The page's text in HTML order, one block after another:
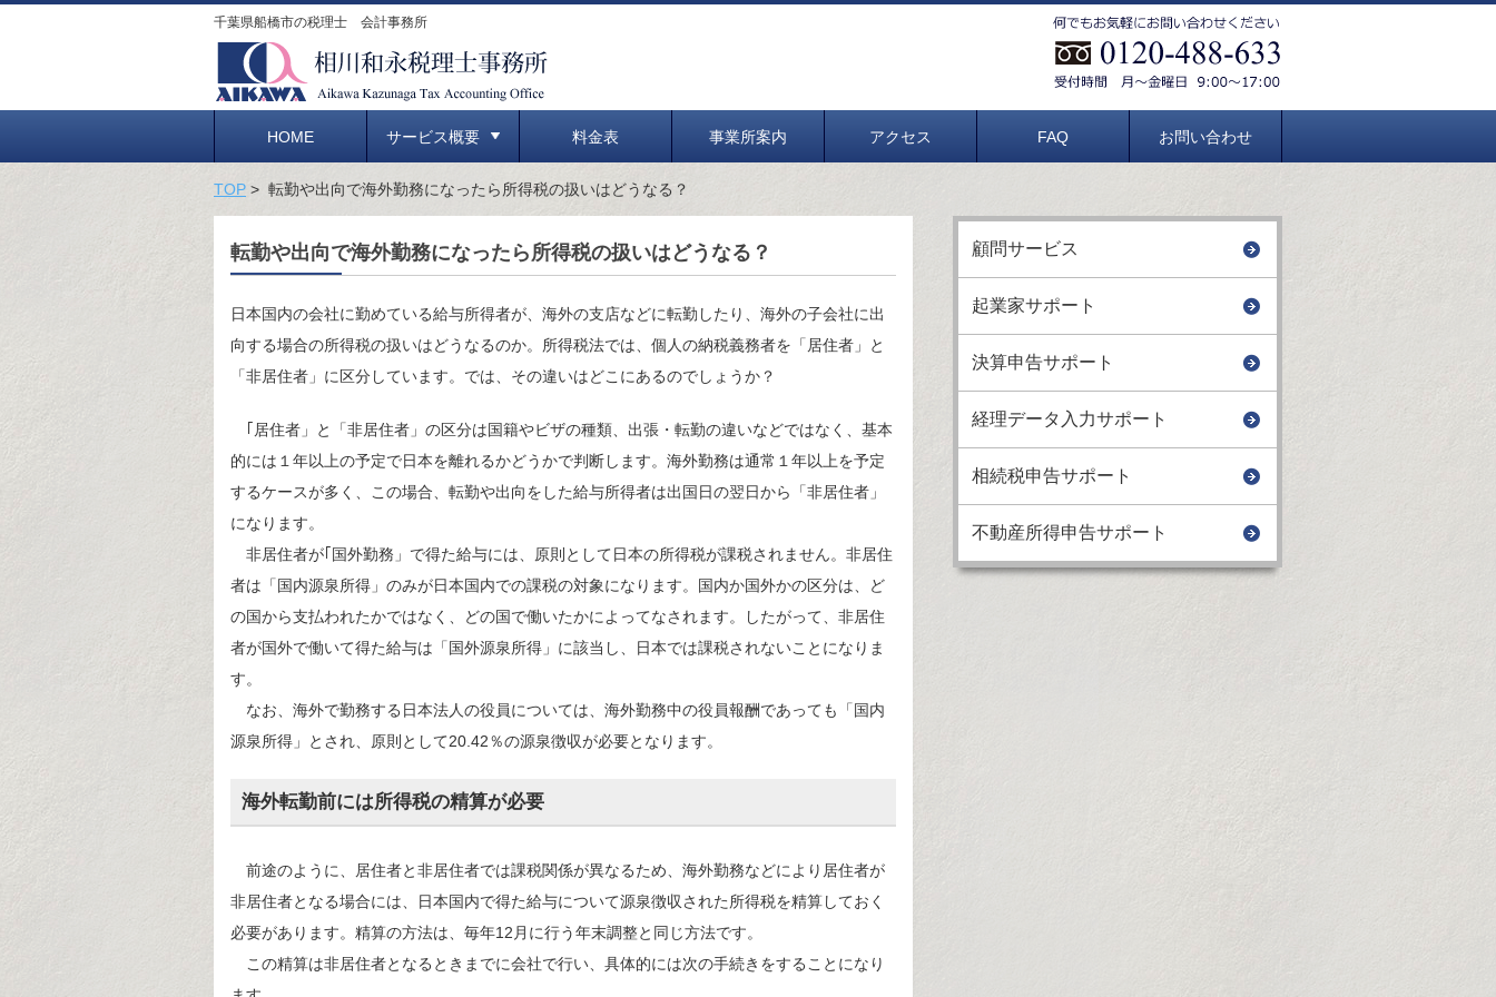
千葉県船橋市の税理士 会計事務所
HOME サービス概要 料金表 事業所案内 アクセス FAQ お問い合わせ
TOP > 転勤や出向で海外勤務になったら所得税の扱いはどうなる？
転勤や出向で海外勤務になったら所得税の扱いはどうなる？
日本国内の会社に勤めている給与所得者が、海外の支店などに転勤したり、海外の子会社に出
向する場合の所得税の扱いはどうなるのか。所得税法では、個人の納税義務者を「居住者」と
「非居住者」に区分しています。では、その違いはどこにあるのでしょうか？
｢居住者」と「非居住者」の区分は国籍やビザの種類、出張・転勤の違いなどではなく、基本
的には１年以上の予定で日本を離れるかどうかで判断します。海外勤務は通常１年以上を予定
するケースが多く、この場合、転勤や出向をした給与所得者は出国日の翌日から「非居住者」
になります。
非居住者が｢国外勤務」で得た給与には、原則として日本の所得税が課税されません。非居住
者は「国内源泉所得」のみが日本国内での課税の対象になります。国内か国外かの区分は、ど
の国から支払われたかではなく、どの国で働いたかによってなされます。したがって、非居住
者が国外で働いて得た給与は「国外源泉所得」に該当し、日本では課税されないことになりま
す。
なお、海外で勤務する日本法人の役員については、海外勤務中の役員報酬であっても「国内
源泉所得」とされ、原則として20.42％の源泉徴収が必要となります。
海外転勤前には所得税の精算が必要
前途のように、居住者と非居住者では課税関係が異なるため、海外勤務などにより居住者が
非居住者となる場合には、日本国内で得た給与について源泉徴収された所得税を精算しておく
必要があります。精算の方法は、毎年12月に行う年末調整と同じ方法です。
この精算は非居住者となるときまでに会社で行い、具体的には次の手続きをすることになり
顧問サービス
起業家サポート
決算申告サポート
経理データ入力サポート
相続税申告サポート
不動産所得申告サポート